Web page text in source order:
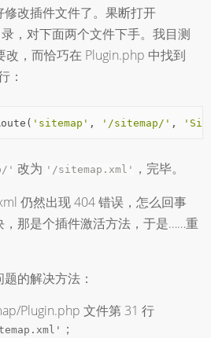
改插件文件了。果断打开
，对下面两个文件下手。我目测
，而恰巧在 Plugin.php 中找到
：
( 'sitemap' , '/sitemap/' ,
' 改为 '/sitemap.xml'
，完毕。
仍然出现 404 错误，怎么回事
那是个插件激活方法，于是……重
的解决方法：
Plugin.php 文件第 31 行
；